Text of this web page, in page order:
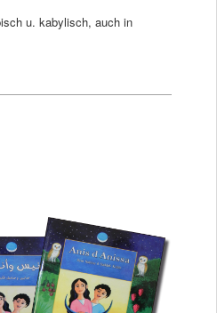
u. kabylisch, auch in